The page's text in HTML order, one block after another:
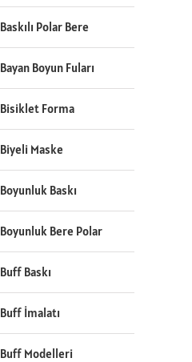
Baskılı Polar Bere
Bayan Boyun Fuları
Bisiklet Forma
Biyeli Maske
Boyunluk Baskı
Boyunluk Bere Polar
Buff Baskı
Buff İmalatı
Buff Modelleri